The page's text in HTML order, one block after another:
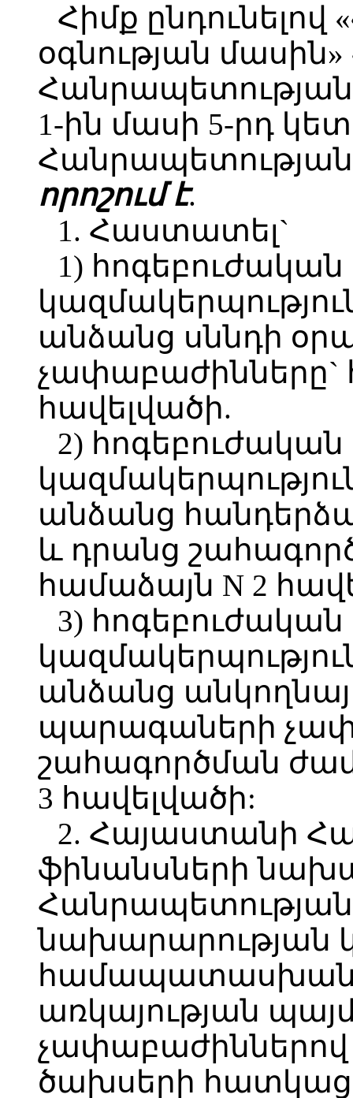
Հիմք
օգնության
Հանրապետության
1-ին մասի 5-րդ
Հանրապետության
որոշում է.
1. Հաստատել`
1) հոգեբուժական
անձանց սննդի
չափաբաժինները`
հավելվածի.
2) հոգեբուժական
անձանց
և դրանց
համաձայն N 2
3) հոգեբուժական
անձանց
պարագաների
շահագործման
3 հավելվածի:
2. Հայաստանի
ֆինանսների
նախարարության
համապատասխան
առկայության
ծախսերի